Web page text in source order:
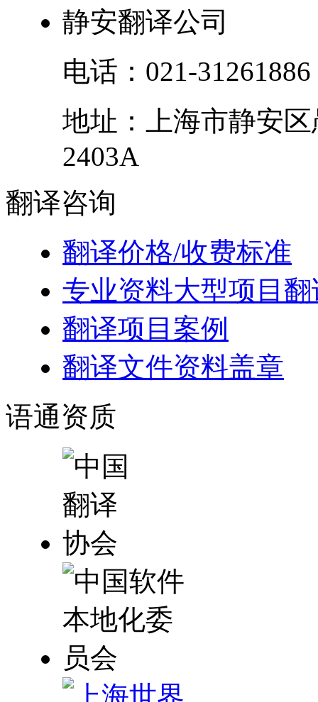
静安翻译公司
电话： 021-31261886
地址：
上海市静安区
2403A
翻译咨询
翻译价格/收费标准
专业资料大型项目翻
翻译项目案例
翻译文件资料盖章
语通资质